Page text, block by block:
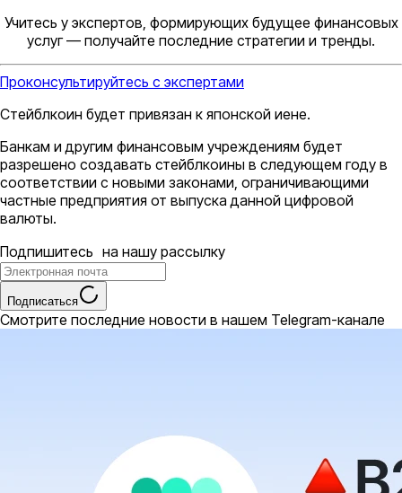
Учитесь у экспертов, формирующих будущее финансовых
услуг — получайте последние стратегии и тренды.
Проконсультируйтесь с экспертами
Стейблкоин будет привязан к японской иене.
Банкам и другим финансовым учреждениям будет
разрешено создавать стейблкоины в следующем году в
соответствии с новыми законами, ограничивающими
частные предприятия от выпуска данной цифровой
валюты.
Подпишитесь на нашу рассылку
Подписаться
Смотрите последние новости в нашем Telegram-канале